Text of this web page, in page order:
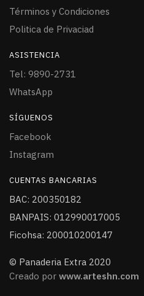
Términos y Condiciones
Politica de Privaciad
ASISTENCIA
Tel: 9890-2731
WhatsApp
SÍGUENOS
Facebook
Instagram
CUENTAS BANCARIAS
BAC: 200350182
BANPAIS: 012990017005
Ficohsa: 200010200147
© Panaderia Extra 2020
Creado por www.arteshn.com